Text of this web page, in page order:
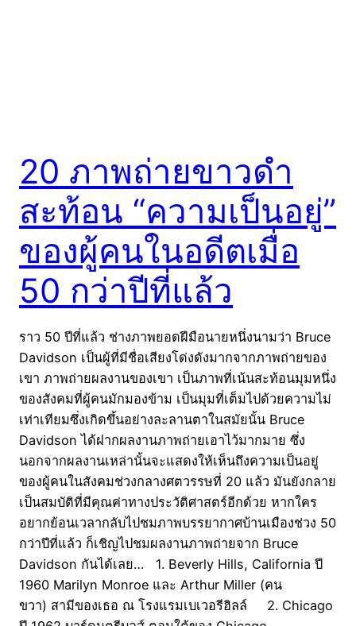
20 ภาพถ่ายขาวดำ
สะท้อน “ความเป็นอยู่”
ของผู้คนในอดีตเมื่อ
50 กว่าปีที่แล้ว
ราว 50 ปีที่แล้ว ช่างภาพยอดฝีมือนายหนึ่งนามว่า Bruce
Davidson เป็นผู้ที่มีชื่อเสียงโด่งดังมากจากภาพถ่ายของ
เขา ภาพถ่ายผลงานของเขา เป็นภาพที่เน้นสะท้อนมุมหนึ่ง
ของสังคมที่ผู้คนมักมองข้าม เป็นมุมที่เต็มไปด้วยความไม่
เท่าเทียมซึ่งเกิดขึ้นอย่างละลานตาในสมัยนั้น Bruce
Davidson ได้ฝากผลงานภาพถ่ายเอาไว้มากมาย ซึ่ง
นอกจากผลงานเหล่านั้นจะแสดงให้เห็นถึงความเป็นอยู่
ของผู้คนในสังคมช่วงกลางศตวรรษที่ 20 แล้ว มันยังกลาย
เป็นสมบัติที่มีคุณค่าทางประวัติศาสตร์อีกด้วย หากใคร
อยากย้อนเวลากลับไปชมภาพบรรยากาศบ้านเมืองช่วง 50
กว่าปีที่แล้ว ก็เชิญไปชมผลงานภาพถ่ายจาก Bruce
Davidson กันได้เลย… 1. Beverly Hills, California ปี
1960 Marilyn Monroe และ Arthur Miller (คน
ขวา) สามีของเธอ ณ โรงแรมเบเวอรีฮิลล์ 2. Chicago